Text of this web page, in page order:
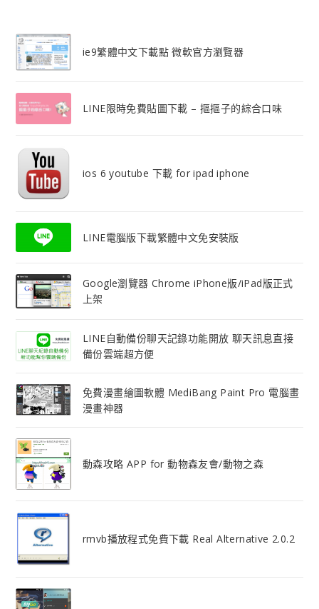
ie9繁體中文下載點 微軟官方瀏覽器
LINE限時免費貼圖下載 – 摳摳子的綜合口味
ios 6 youtube 下載 for ipad iphone
LINE電腦版下載繁體中文免安裝版
Google瀏覽器 Chrome iPhone版/iPad版正式
上架
LINE自動備份聊天記錄功能開放 聊天訊息直接
備份雲端超方便
免費漫畫繪圖軟體 MediBang Paint Pro 電腦畫
漫畫神器
動森攻略 APP for 動物森友會/動物之森
rmvb播放程式免費下載 Real Alternative 2.0.2